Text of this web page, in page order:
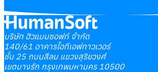
บริษัท ฮิวแมนซอฟท์ จำกัด
140/61 อาคารไอทีเอฟทาวเวอร์
ชั้น 25 ถนนสีลม แขวงสุริยวงศ์
เขตบางรัก กรุงเทพมหานคร 10500